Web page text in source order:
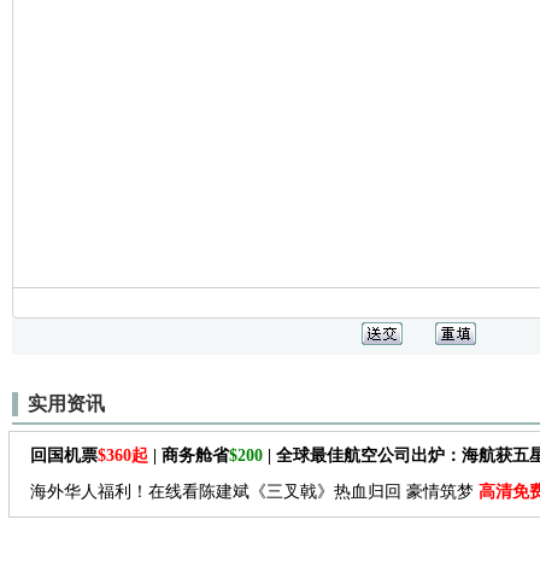
实用资讯
回国机票$360起 | 商务舱省$200 | 全球最佳航空公司出炉：海航获五
海外华人福利！在线看陈建斌《三叉戟》热血归回 豪情筑梦 高清免